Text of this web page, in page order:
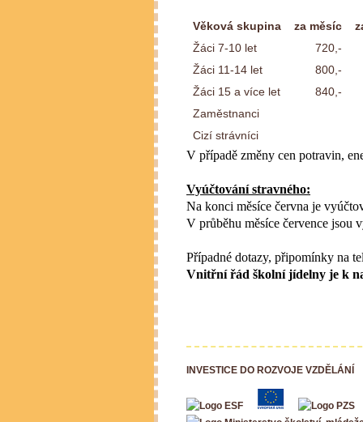
Věková skupina za měsíc
Žáci 7-10 let
720,-
Žáci 11-14 let
800,-
Žáci 15 a více let
840,-
Zaměstnanci
Cizí strávníci
V případě změny cen potravin,
Vyúčtování stravného:
Na konci měsíce června je
V průběhu měsíce července jsou
Případné dotazy, připomínky na
Vnitřní řád školní jídelny je k
INVESTICE DO ROZVOJE VZDĚLÁNÍ